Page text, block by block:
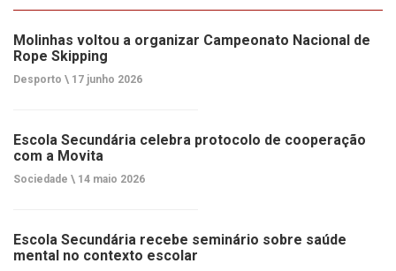
Molinhas voltou a organizar Campeonato Nacional de
Rope Skipping
Desporto \ 17 junho 2026
Escola Secundária celebra protocolo de cooperação
com a Movita
Sociedade \ 14 maio 2026
Escola Secundária recebe seminário sobre saúde
mental no contexto escolar